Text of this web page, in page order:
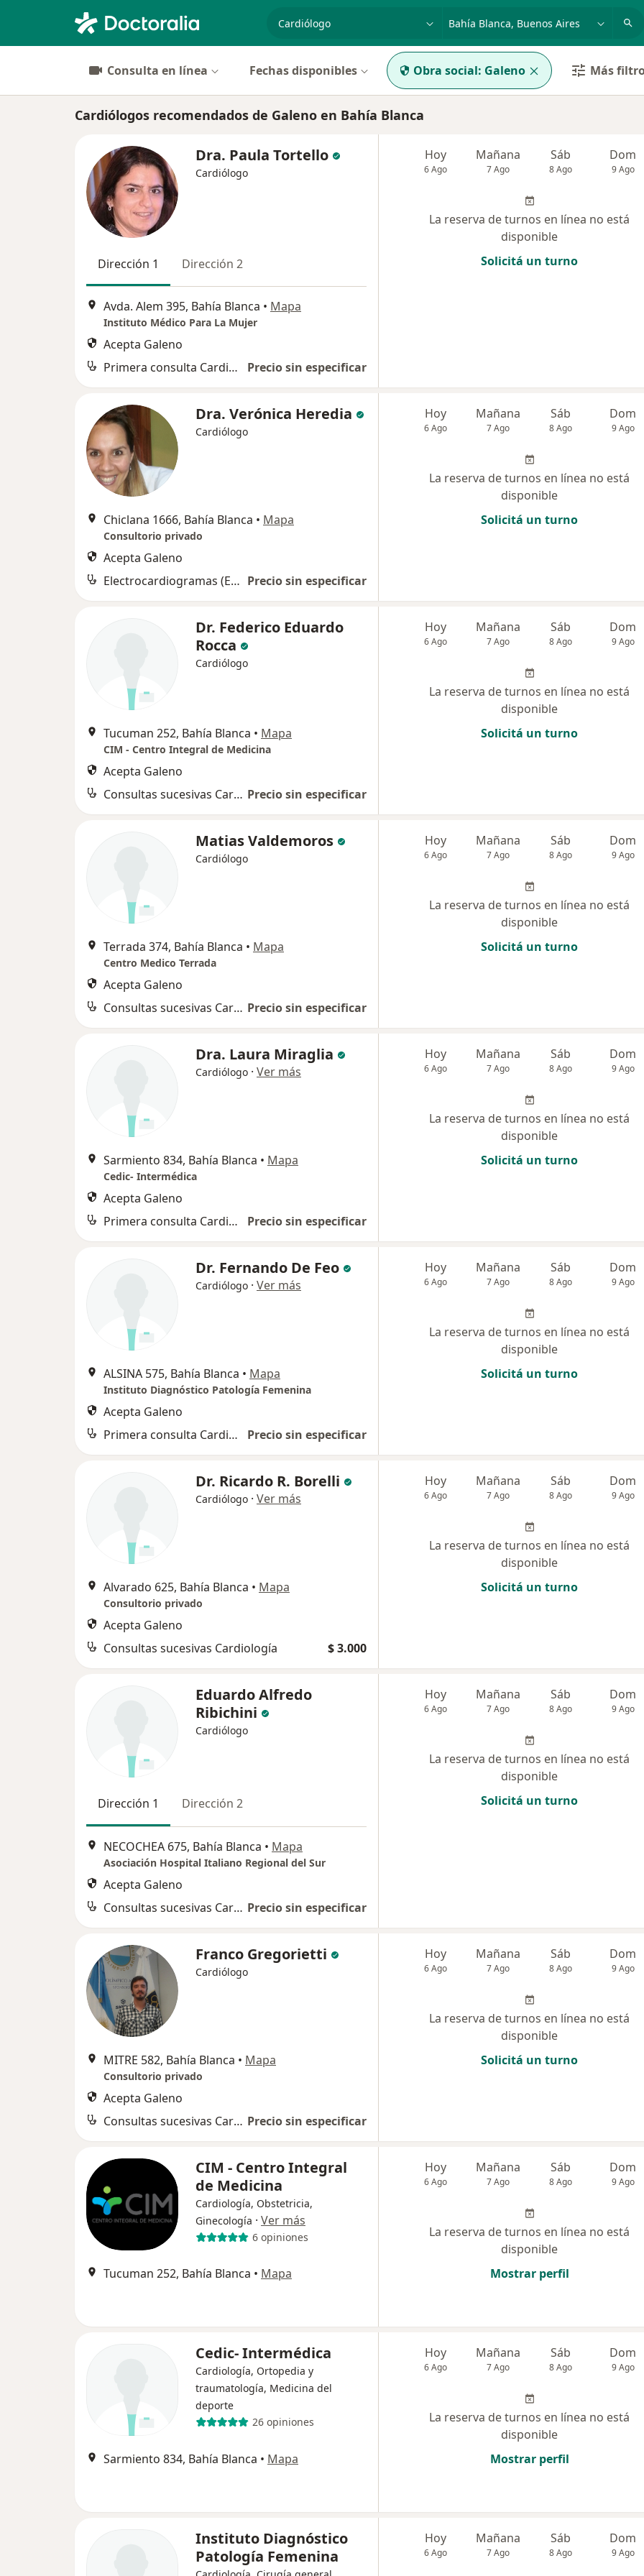
especialidad, enfermedad o nombrep. ej. Buenos Aires
Consulta en línea Fechas disponibles Obra social: Galeno Más
Cardiólogos recomendados de Galeno en Bahía Blanca
Dra. Paula Tortello
Cardiólogo
Dirección 1 Dirección 2
Avda. Alem 395, Bahía Blanca • Mapa
Instituto Médico Para La Mujer
Acepta Galeno
Primera consulta Cardiología
Precio sin especificar
Hoy
6 Ago
Mañana
7 Ago
Sáb
8 Ago
Dom
9 Ago
La reserva de turnos en línea no está
disponible
Solicitá un turno
Dra. Verónica Heredia
Cardiólogo
Chiclana 1666, Bahía Blanca • Mapa
Consultorio privado
Acepta Galeno
Electrocardiogramas (EKG) Precio sin especificar
Hoy
6 Ago
Mañana
7 Ago
Sáb
8 Ago
Dom
9 Ago
La reserva de turnos en línea no está
disponible
Solicitá un turno
Dr. Federico Eduardo
Rocca
Cardiólogo
Tucuman 252, Bahía Blanca • Mapa
CIM - Centro Integral de Medicina
Acepta Galeno
Consultas sucesivas Cardiología Precio sin especificar
Hoy
6 Ago
Mañana
7 Ago
Sáb
8 Ago
Dom
9 Ago
La reserva de turnos en línea no está
disponible
Solicitá un turno
Matias Valdemoros
Cardiólogo
Terrada 374, Bahía Blanca • Mapa
Centro Medico Terrada
Acepta Galeno
Consultas sucesivas Cardiología Precio sin especificar
Hoy
6 Ago
Mañana
7 Ago
Sáb
8 Ago
Dom
9 Ago
La reserva de turnos en línea no está
disponible
Solicitá un turno
Dra. Laura Miraglia
Cardiólogo · Ver más
Sarmiento 834, Bahía Blanca • Mapa
Cedic- Intermédica
Acepta Galeno
Primera consulta Cardiología
Precio sin especificar
Hoy
6 Ago
Mañana
7 Ago
Sáb
8 Ago
Dom
9 Ago
La reserva de turnos en línea no está
disponible
Solicitá un turno
Dr. Fernando De Feo
Cardiólogo · Ver más
ALSINA 575, Bahía Blanca • Mapa
Instituto Diagnóstico Patología Femenina
Acepta Galeno
Primera consulta Cardiología
Precio sin especificar
Hoy
6 Ago
Mañana
7 Ago
Sáb
8 Ago
Dom
9 Ago
La reserva de turnos en línea no está
disponible
Solicitá un turno
Dr. Ricardo R. Borelli
Cardiólogo · Ver más
Alvarado 625, Bahía Blanca • Mapa
Consultorio privado
Acepta Galeno
Consultas sucesivas Cardiología
$ 3.000
Hoy
6 Ago
Mañana
7 Ago
Sáb
8 Ago
Dom
9 Ago
La reserva de turnos en línea no está
disponible
Solicitá un turno
Eduardo Alfredo
Ribichini
Cardiólogo
Dirección 1 Dirección 2
NECOCHEA 675, Bahía Blanca • Mapa
Asociación Hospital Italiano Regional del Sur
Acepta Galeno
Consultas sucesivas Cardiología Precio sin especificar
Hoy
6 Ago
Mañana
7 Ago
Sáb
8 Ago
Dom
9 Ago
La reserva de turnos en línea no está
disponible
Solicitá un turno
Franco Gregorietti
Cardiólogo
MITRE 582, Bahía Blanca • Mapa
Consultorio privado
Acepta Galeno
Consultas sucesivas Cardiología Precio sin especificar
Hoy
6 Ago
Mañana
7 Ago
Sáb
8 Ago
Dom
9 Ago
La reserva de turnos en línea no está
disponible
Solicitá un turno
CIM - Centro Integral
de Medicina
Cardiología, Obstetricia,
Ginecología · Ver más
6 opiniones
Tucuman 252, Bahía Blanca • Mapa
Hoy
6 Ago
Mañana
7 Ago
Sáb
8 Ago
Dom
9 Ago
La reserva de turnos en línea no está
disponible
Mostrar perfil
Cedic- Intermédica
Cardiología, Ortopedia y
traumatología, Medicina del
deporte
26 opiniones
Sarmiento 834, Bahía Blanca • Mapa
Hoy
6 Ago
Mañana
7 Ago
Sáb
8 Ago
Dom
9 Ago
La reserva de turnos en línea no está
disponible
Mostrar perfil
Instituto Diagnóstico
Patología Femenina
Hoy
6 Ago
Mañana
7 Ago
Sáb
8 Ago
Dom
9 Ago